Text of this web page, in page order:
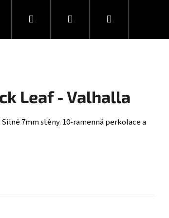
📝 Blog 📞 Kontakty
Hledat PřihlášeníNákupní
Leaf - Valhalla
7mm stěny. 10-ramenná perkolace a